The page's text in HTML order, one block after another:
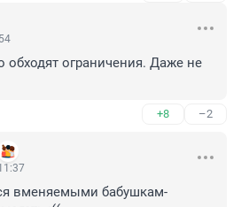
обходят ограничения. Даже не
+8 –2
вменяемыми бабушкам-